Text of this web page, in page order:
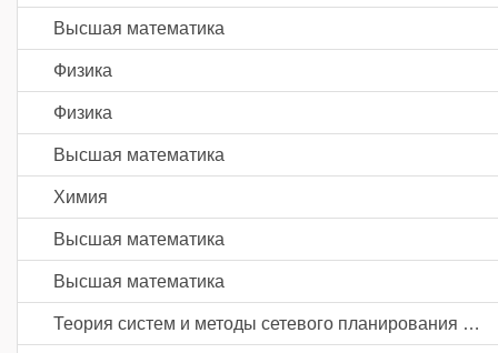
Высшая математика
Физика
Физика
Высшая математика
Химия
Высшая математика
Высшая математика
Теория систем и методы сетевого планирования и управления